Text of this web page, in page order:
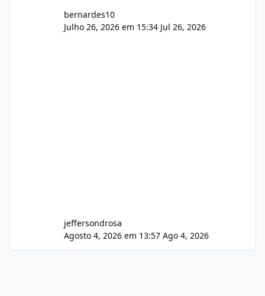
bernardes10
Julho 26, 2026 em 15:34 Jul 26, 2026
jeffersondrosa
Agosto 4, 2026 em 13:57 Ago 4, 2026